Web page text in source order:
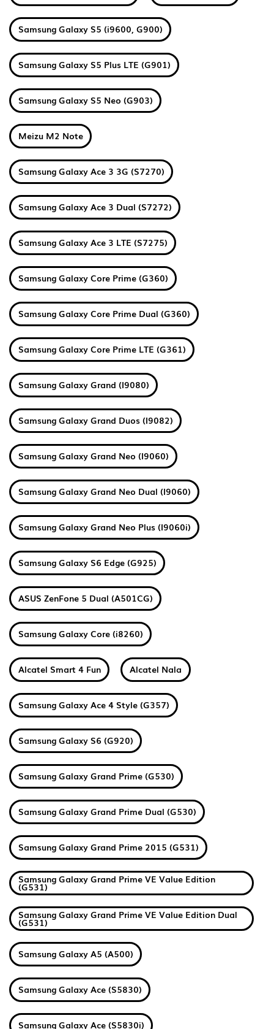
Samsung Galaxy S5 (i9600, G900)
Samsung Galaxy S5 Plus LTE (G901)
Samsung Galaxy S5 Neo (G903)
Meizu M2 Note
Samsung Galaxy Ace 3 3G (S7270)
Samsung Galaxy Ace 3 Dual (S7272)
Samsung Galaxy Ace 3 LTE (S7275)
Samsung Galaxy Core Prime (G360)
Samsung Galaxy Core Prime Dual (G360)
Samsung Galaxy Core Prime LTE (G361)
Samsung Galaxy Grand (I9080)
Samsung Galaxy Grand Duos (I9082)
Samsung Galaxy Grand Neo (I9060)
Samsung Galaxy Grand Neo Dual (I9060)
Samsung Galaxy Grand Neo Plus (I9060i)
Samsung Galaxy S6 Edge (G925)
ASUS ZenFone 5 Dual (A501CG)
Samsung Galaxy Core (i8260)
Alcatel Smart 4 Fun Alcatel Nala
Samsung Galaxy Ace 4 Style (G357)
Samsung Galaxy S6 (G920)
Samsung Galaxy Grand Prime (G530)
Samsung Galaxy Grand Prime Dual (G530)
Samsung Galaxy Grand Prime 2015 (G531)
Samsung Galaxy Grand Prime VE Value Edition
(G531)
Samsung Galaxy Grand Prime VE Value Edition Dual
(G531)
Samsung Galaxy A5 (A500)
Samsung Galaxy Ace (S5830)
Samsung Galaxy Ace (S5830i)